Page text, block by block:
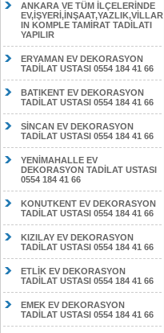
ANKARA VE TÜM İLÇELERİNDE
EV,İŞYERİ,İNŞAAT,YAZLIK,VİLLAR
IN KOMPLE TAMİRAT TADİLATI
YAPILIR
ERYAMAN EV DEKORASYON
TADİLAT USTASI 0554 184 41 66
BATIKENT EV DEKORASYON
TADİLAT USTASI 0554 184 41 66
SİNCAN EV DEKORASYON
TADİLAT USTASI 0554 184 41 66
YENİMAHALLE EV
DEKORASYON TADİLAT USTASI
0554 184 41 66
KONUTKENT EV DEKORASYON
TADİLAT USTASI 0554 184 41 66
KIZILAY EV DEKORASYON
TADİLAT USTASI 0554 184 41 66
ETLİK EV DEKORASYON
TADİLAT USTASI 0554 184 41 66
EMEK EV DEKORASYON
TADİLAT USTASI 0554 184 41 66